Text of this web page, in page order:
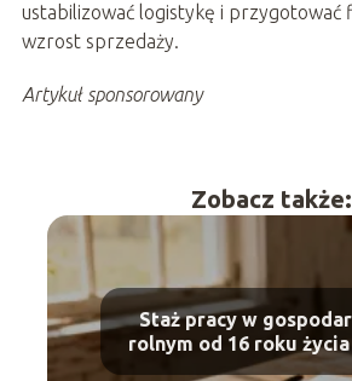
ustabilizować logistykę i przygotować
wzrost sprzedaży.
Artykuł sponsorowany
Zobacz także:
Staż pracy w
rolnym od 16 roku
dokumenty?